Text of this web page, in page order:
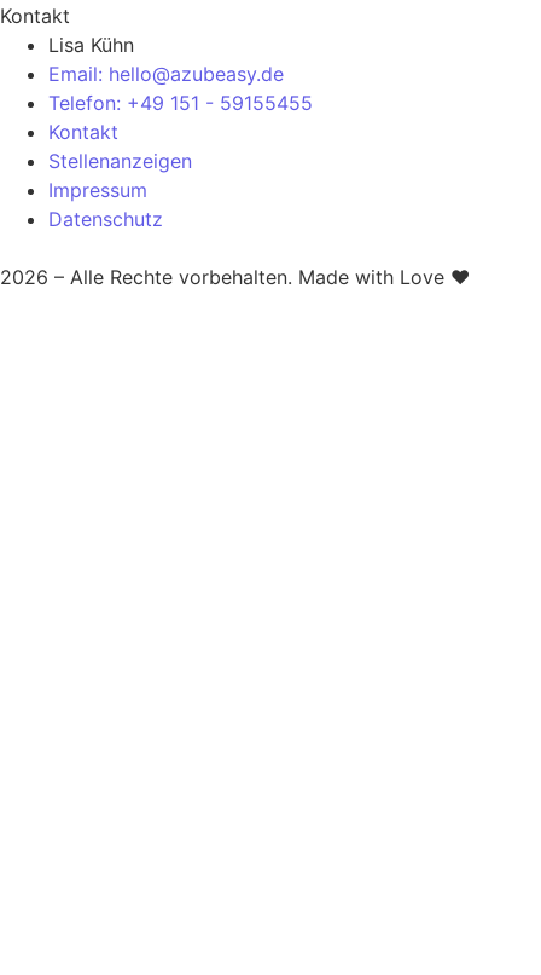
Kontakt
Lisa Kühn
Email: hello@azubeasy.de
Telefon: +49 151 - 59155455
Kontakt
Stellenanzeigen
Impressum
Datenschutz
2026 – Alle Rechte vorbehalten. Made with Love ❤️